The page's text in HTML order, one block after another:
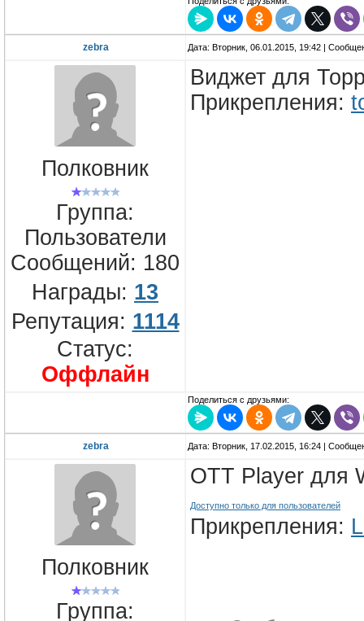
zebra Дата: Вторник, 06.01.2015, 19:42 |
Полковник
Группа:
Пользователи
Сообщений: 180
Награды: 13
Репутация: 1114
Статус:
Оффлайн
Виджет для
Прикрепления:
Поделиться с друзьями:
zebra Дата: Вторник, 17.02.2015, 16:24 |
Полковник
Группа:
OTT Player для
Доступно только для пользователей
Прикрепления: